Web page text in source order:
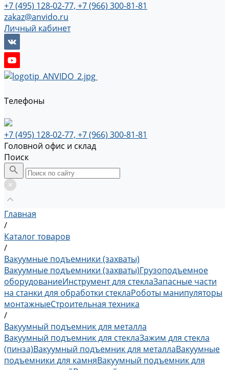
+7 (495) 128-02-77, +7 (966) 300-81-81
zakaz@anvido.ru
Личный кабинет
Телефоны
+7 (495) 128-02-77, +7 (966) 300-81-81
Головной офис и склад
Поиск
Главная
/
Каталог товаров
/
Вакуумные подъемники (захваты)
Вакуумные подъемники (захваты)Грузоподъемное
оборудованиеИнструмент для стеклаЗапасные части
на станки для обработки стеклаРоботы манипуляторы
монтажныеСтроительная техника
/
Вакуумный подъемник для металла
Вакуумный подъемник для стеклаЗажим для стекла
(пинза)Вакуумный подъемник для металлаВакуумные
подъемники для камняВакуумный подъемник для